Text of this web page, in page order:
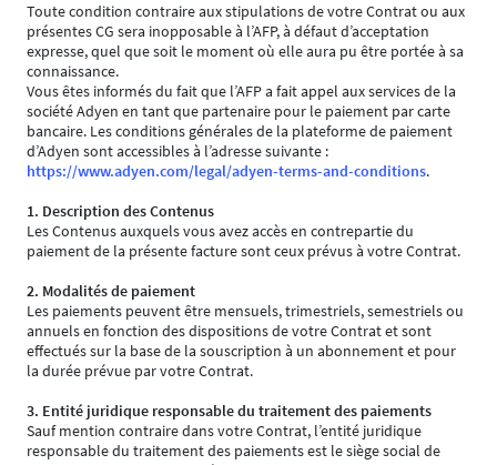
Toute condition contraire aux stipulations de votre Contrat ou aux
présentes CG sera inopposable à l’AFP, à défaut d’acceptation
expresse, quel que soit le moment où elle aura pu être portée à sa
connaissance.
Vous êtes informés du fait que l’AFP a fait appel aux services de la
société Adyen en tant que partenaire pour le paiement par carte
bancaire. Les conditions générales de la plateforme de paiement
d’Adyen sont accessibles à l’adresse suivante :
https://www.adyen.com/legal/adyen-terms-and-conditions.
1. Description des Contenus
Les Contenus auxquels vous avez accès en contrepartie du
paiement de la présente facture sont ceux prévus à votre Contrat.
2. Modalités de paiement
Les paiements peuvent être mensuels, trimestriels, semestriels ou
annuels en fonction des dispositions de votre Contrat et sont
effectués sur la base de la souscription à un abonnement et pour
la durée prévue par votre Contrat.
3. Entité juridique responsable du traitement des paiements
Sauf mention contraire dans votre Contrat, l’entité juridique
responsable du traitement des paiements est le siège social de